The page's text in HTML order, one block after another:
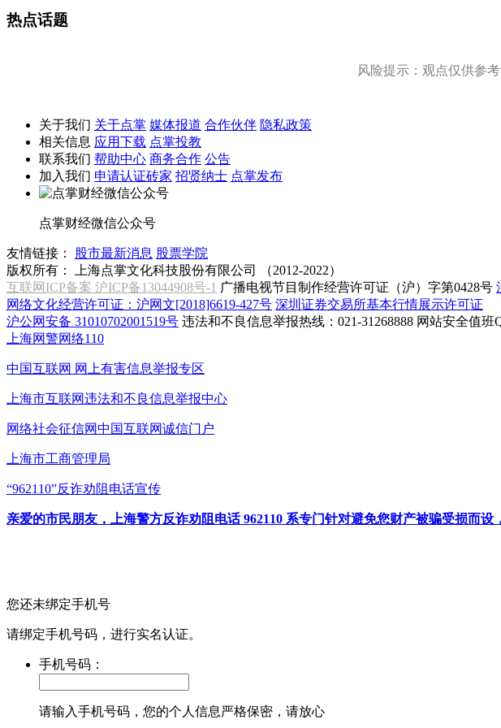
热点话题
风险提示：观点仅供参
关于我们 关于点掌 媒体报道 合作伙伴 隐私政策
相关信息 应用下载 点掌投教
联系我们 帮助中心 商务合作 公告
加入我们 申请认证砖家 招贤纳士 点掌发布
点掌财经微信公众号
友情链接： 股市最新消息 股票学院
版权所有：
上海点掌文化科技股份有限公司 （2012-2022）
互联网ICP备案 沪ICP备13044908号-1 广播电视节目制作经营许可证（沪）字第0428号
网络文化经营许可证：沪网文[2018]6619-427号 深圳证券交易所基本行情展示许可证
沪公网安备 31010702001519号 违法和不良信息举报热线：021-31268888 网站安全值班
上海网警网络110
中国互联网 网上有害信息举报专区
上海市互联网违法和不良信息举报中心
网络社会征信网中国互联网诚信门户
上海市工商管理局
“962110”反诈劝阻电话宣传
亲爱的市民朋友，上海警方反诈劝阻电话 962110 系专门针对避免您财产被骗受损而设
您还未绑定手机号
请绑定手机号码，进行实名认证。
手机号码：
请输入手机号码，您的个人信息严格保密，请放心